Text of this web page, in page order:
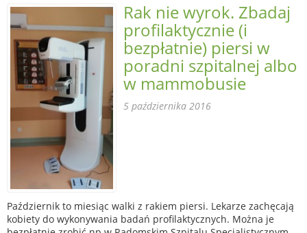
Rak nie wyrok. Zbadaj
profilaktycznie (i
bezpłatnie) piersi w
poradni szpitalnej albo
w mammobusie
5 października 2016
Październik to miesiąc walki z rakiem piersi. Lekarze zachęcają
kobiety do wykonywania badań profilaktycznych. Można je